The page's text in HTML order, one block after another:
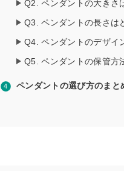
Q2. ペンダントの大きさ
Q3. ペンダントの長さは
Q4. ペンダントのデザイ
Q5. ペンダントの保管方
ペンダントの選び方のまと